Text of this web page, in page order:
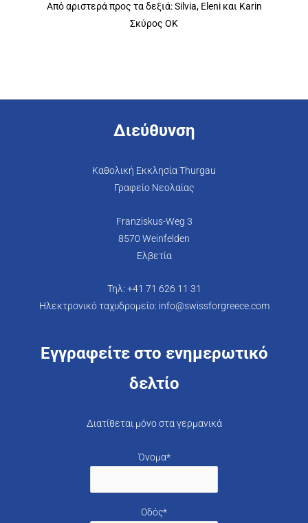
Από αριστερά προς τα δεξιά: Silvia, Eleni και Karin
Σκύρος OK
Διεύθυνση
Καθολική Εκκλησία Thurgau
Γραφείο Νεολαίας
Franziskus-Weg 3
8570 Weinfelden
Ελβετία
Τηλ: +41 71 626 11 31
Ηλεκτρονικό ταχυδρομείο: info@swissforgreece.com
Εγγραφείτε στο ενημερωτικό
δελτίο
Διατίθεται μόνο στα γερμανικά
Όνομα*
Οδός*